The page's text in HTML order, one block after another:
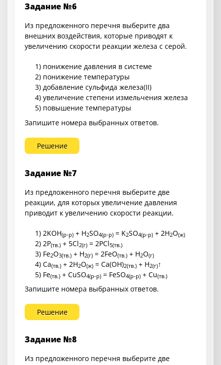
Задание №6
Из предложенного перечня выберите два
внешних воздействия, которые приводят к
увеличению скорости реакции железа с серой.
1) понижение давления в системе
2) понижение температуры
3) добавление сульфида железа(II)
4) увеличение степени измельчения железа
5) повышение температуры
Запишите номера выбранных ответов.
Решение
Задание №7
Из предложенного перечня выберите две
реакции, для которых увеличение давления
приводит к увеличению скорости реакции.
1) 2KOH(р-р) + H2SO4(р-р) = K2SO4(р-р) + 2H2O(ж)
2) 2P(тв.) + 5Cl2(г) = 2PCl5(тв.)
3) Fe2O3(тв.) + H2(г) = 2FeO(тв.) + H2O(г)
4) Ca(тв.) + 2H2O(ж) = Ca(OH)2(тв.) + H2(г)↑
5) Fe(тв.) + CuSO4(р-р) = FeSO4(р-р) + Cu(тв.)
Запишите номера выбранных ответов.
Решение
Задание №8
Из предложенного перечня выберите две